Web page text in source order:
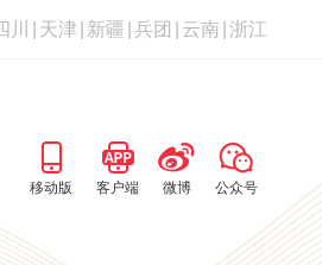
川 天津 新疆 兵团 云南 浙江
移动版 客户端 微博 公众号